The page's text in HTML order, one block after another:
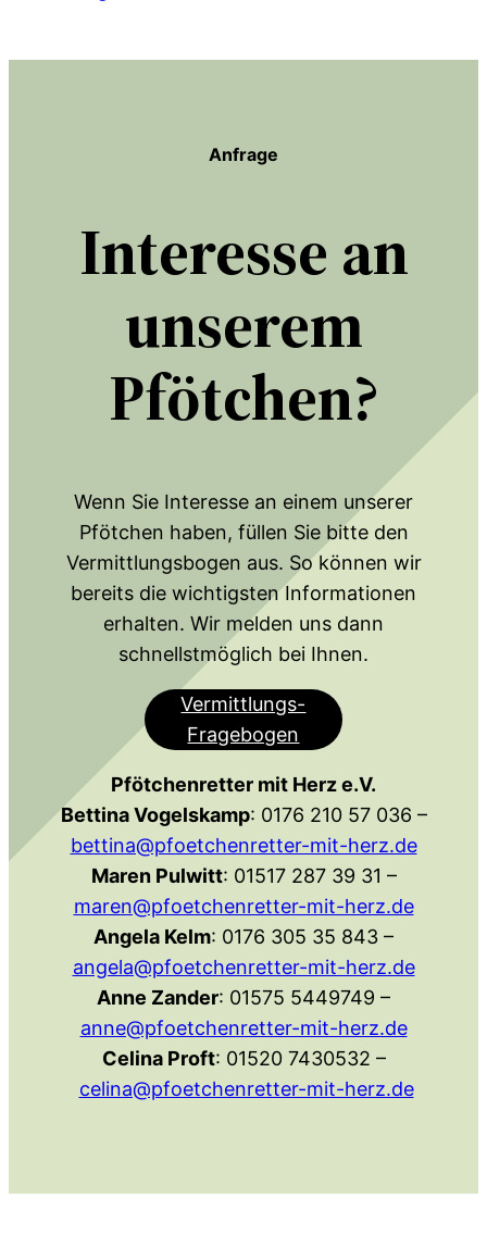
Anfrage
Interesse an
unserem
Pfötchen?
Wenn Sie Interesse an einem unserer
Pfötchen haben, füllen Sie bitte den
Vermittlungsbogen aus. So können wir
bereits die wichtigsten Informationen
erhalten. Wir melden uns dann
schnellstmöglich bei Ihnen.
Vermittlungs-
Fragebogen
Pfötchenretter mit Herz e.V.
Bettina Vogelskamp: 0176 210 57 036 –
bettina@pfoetchenretter-mit-herz.de
Maren Pulwitt: 01517 287 39 31 –
maren@pfoetchenretter-mit-herz.de
Angela Kelm: 0176 305 35 843 –
angela@pfoetchenretter-mit-herz.de
Anne Zander: 01575 5449749 –
anne@pfoetchenretter-mit-herz.de
Celina Proft: 01520 7430532 –
celina@pfoetchenretter-mit-herz.de